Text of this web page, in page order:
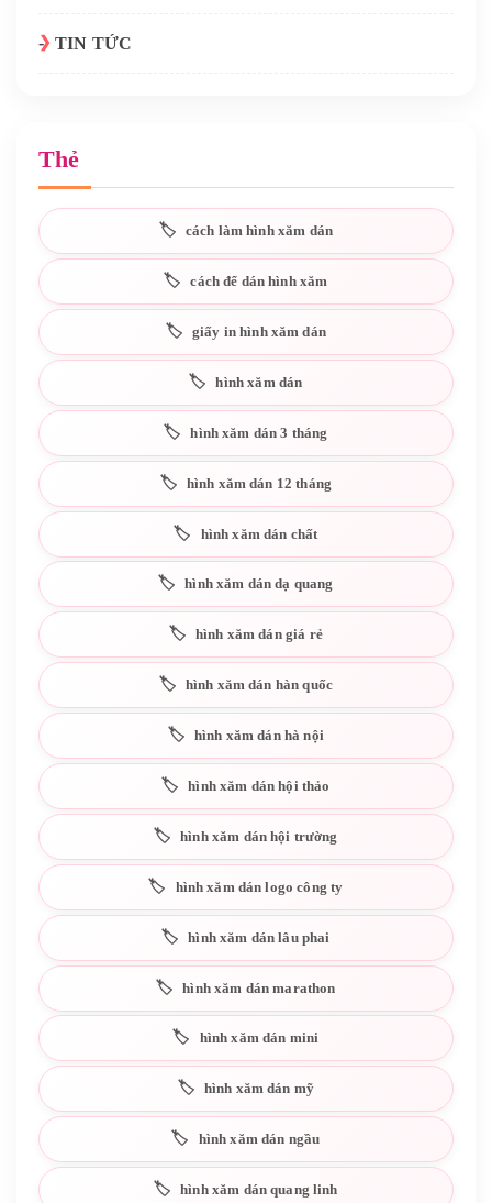
TIN TỨC
Thẻ
cách làm hình xăm dán
cách để dán hình xăm
giấy in hình xăm dán
hình xăm dán
hình xăm dán 3 tháng
hình xăm dán 12 tháng
hình xăm dán chất
hình xăm dán dạ quang
hình xăm dán giá rẻ
hình xăm dán hàn quốc
hình xăm dán hà nội
hình xăm dán hội thảo
hình xăm dán hội trường
hình xăm dán logo công ty
hình xăm dán lâu phai
hình xăm dán marathon
hình xăm dán mini
hình xăm dán mỹ
hình xăm dán ngầu
hình xăm dán quang linh